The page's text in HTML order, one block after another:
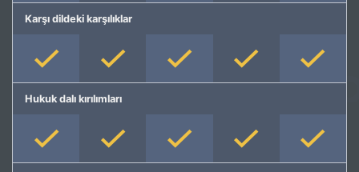
Karşı dildeki karşılıklar
Hukuk dalı kırılımları